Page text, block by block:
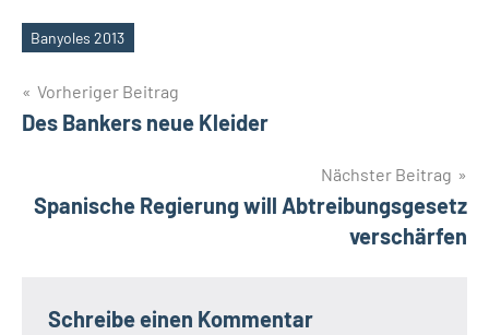
Schlagwörter
Banyoles 2013
Beitragsnavigation
Vorheriger Beitrag
Des Bankers neue Kleider
Nächster Beitrag
Spanische Regierung will Abtreibungsgesetz
verschärfen
Schreibe einen Kommentar